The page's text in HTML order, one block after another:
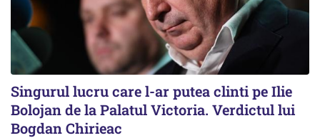
Singurul lucru care l-ar putea clinti pe Ilie
Bolojan de la Palatul Victoria. Verdictul lui
Bogdan Chirieac